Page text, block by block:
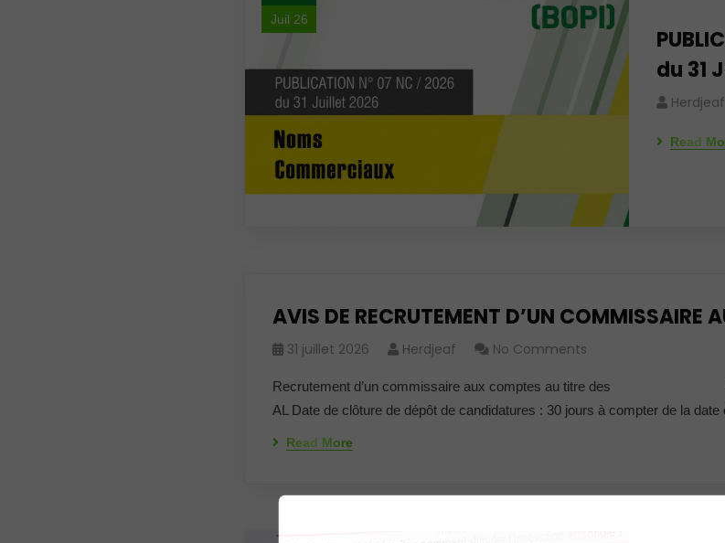
Juil 26
du 31
Herdjeaf
Read
AVIS DE RECRUTEMENT D’UN COMMISSAIRE
31 juillet 2026 Herdjeaf No Comments
Recrutement d’un commissaire aux comptes au titre des
AL Date de clôture de dépôt de candidatures : 30 jours à compter de la
Read More